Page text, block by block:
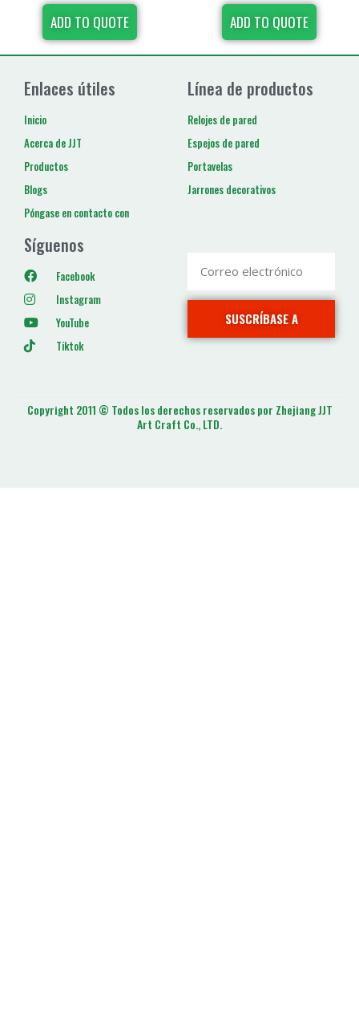
ADD TO QUOTE ADD TO QUOTE
Enlaces útiles
Inicio
Acerca de JJT
Productos
Blogs
Póngase en contacto con
Línea de productos
Relojes de pared
Espejos de pared
Portavelas
Jarrones decorativos
Síguenos
Facebook
Instagram
YouTube
Tiktok
SUSCRÍBASE A
Copyright 2011 © Todos los derechos reservados por Zhejiang JJT
Art Craft Co., LTD.